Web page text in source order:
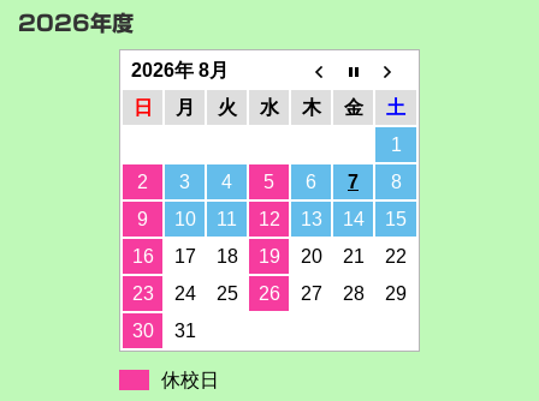
2026年度
2026年 8月
日
月 火 水 木 金
土
1
2
3 4 5 6 7
8
9
10 11 12 13 14
15
16
17 18 19 20 21
22
23
24 25 26 27 28
29
30
31
休校日